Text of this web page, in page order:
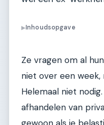
▶Inhoudsopgave
Ze vragen om al
niet over een week,
Helemaal niet
afhandelen van